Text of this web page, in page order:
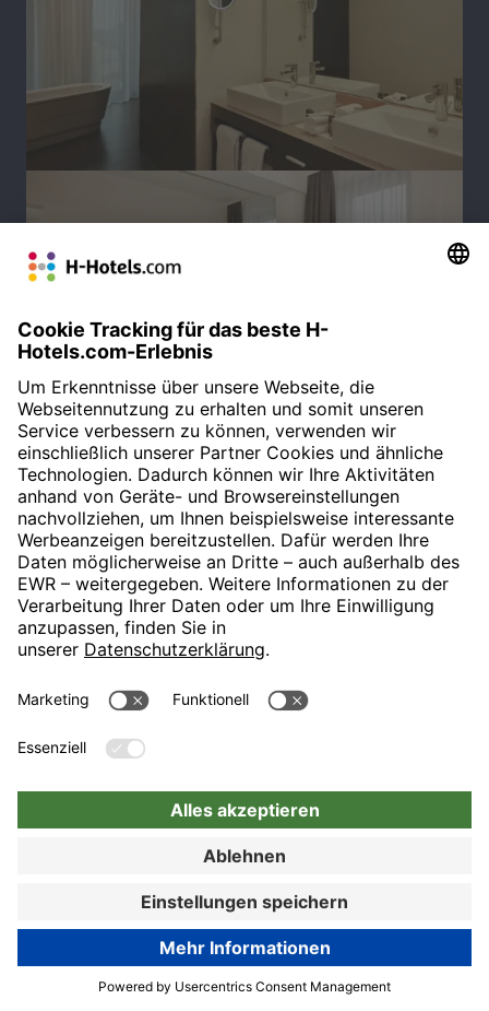
JETZT BUCHEN
SUITE
Zimmer:
50 m2
getrennter Wohn- und Schlafbereich
Bett 200x200 cm
Sessel und Sofa
individuell regulierbare Klimaanlage
Minibar inklusive
Safe
Zur Buchung